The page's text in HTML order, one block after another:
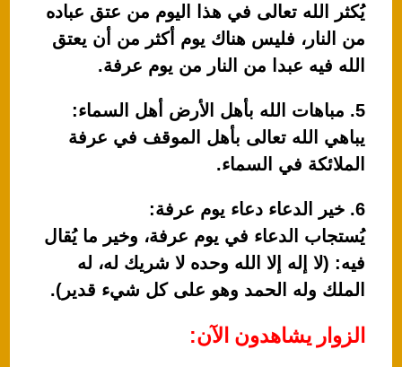
يُكثر الله تعالى في هذا اليوم من عتق عباده
من النار، فليس هناك يوم أكثر من أن يعتق
الله فيه عبدا من النار من يوم عرفة.
5. مباهات الله بأهل الأرض أهل السماء:
يباهي الله تعالى بأهل الموقف في عرفة
الملائكة في السماء.
6. خير الدعاء دعاء يوم عرفة:
يُستجاب الدعاء في يوم عرفة، وخير ما يُقال
فيه: (لا إله إلا الله وحده لا شريك له، له
الملك وله الحمد وهو على كل شيء قدير).
الزوار يشاهدون الآن: